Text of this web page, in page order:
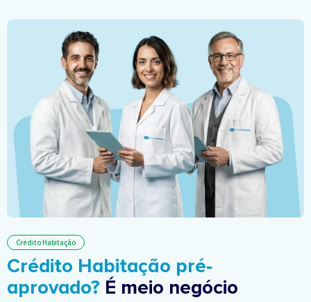
Crédito Habitação
Crédito Habitação pré-
aprovado? É meio negócio